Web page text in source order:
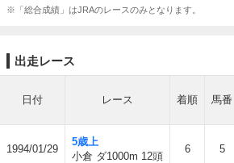
※「総合成績」はJRAのレースのみとなります。
出走レース
日付 レース 着順 馬番
1994/01/29
5歳上
小倉 ダ1000m 12頭
6 5